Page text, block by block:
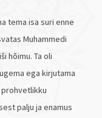
tema isa suri enne
Muhammedi
hõimu. Ta oli
ega kirjutama
prohvetlikku
palju ja enamus